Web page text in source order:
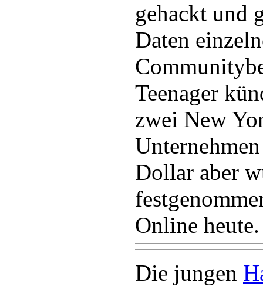
gehackt und
Daten
Teenager
zwei New
Dollar aber
Online heute.
Die jungen